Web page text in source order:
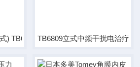
) TB6809 TB6809立式中频干扰电治疗仪